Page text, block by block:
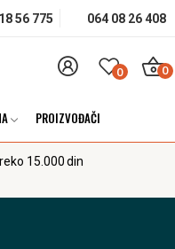
56 775 064 08 26 408
0 0
PROIZVOĐAČI
15.000 din